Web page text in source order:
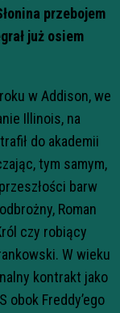
przebojem
już osiem
w Addison, we
Illinois, na
do akademii
tym samym,
barw
Roman
czy robiący
W wieku
kontrakt jako
obok Freddy’ego